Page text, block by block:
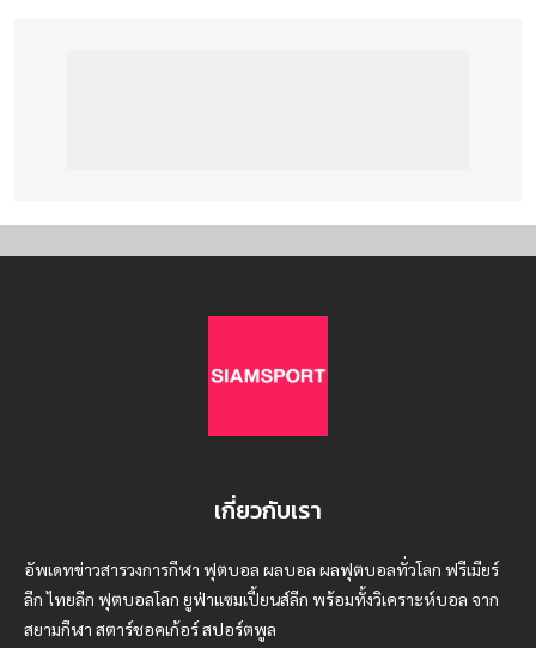
เกี่ยวกับเรา
อัพเดทข่าวสารวงการกีฬา ฟุตบอล ผลบอล ผลฟุตบอลทั่วโลก ฟรีเมียร์
ลีก ไทยลีก ฟุตบอลโลก ยูฟ่าแซมเปี้ยนส์ลีก พร้อมทั้งวิเคราะห์บอล จาก
สยามกีฬา สตาร์ชอคเก้อร์ สปอร์ตพูล